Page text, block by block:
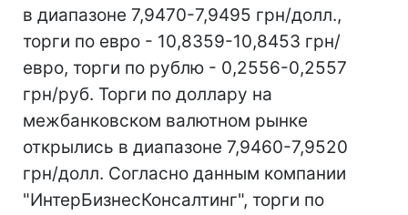
в диапазоне 7,9470-7,9495 грн/долл.,
торги по евро - 10,8359-10,8453 грн/
евро, торги по рублю - 0,2556-0,2557
грн/руб. Торги по доллару на
межбанковском валютном рынке
открылись в диапазоне 7,9460-7,9520
грн/долл. Согласно данным компании
"ИнтерБизнесКонсалтинг", торги по